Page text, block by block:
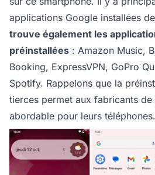
applications Google installées
trouve également les
préinstallées : Amazon Music,
Booking, ExpressVPN, GoPro
Spotify. Rappelons que la
tierces permet aux fabricants
abordable pour leurs téléphones.